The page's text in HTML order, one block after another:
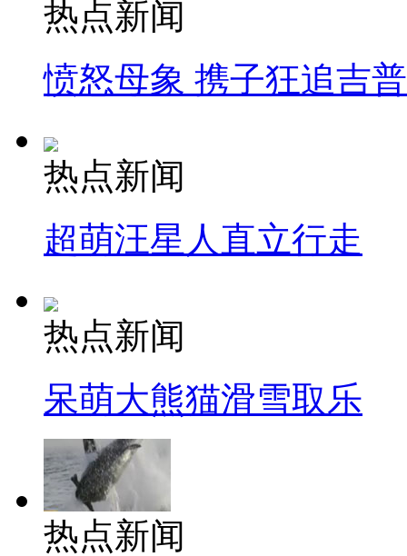
热点新闻
愤怒母象 携子狂追吉
热点新闻
超萌汪星人直立行走
热点新闻
呆萌大熊猫滑雪取乐
热点新闻